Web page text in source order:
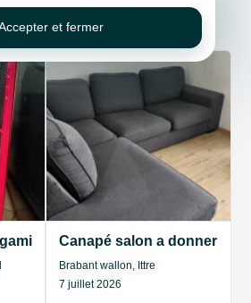
de l’auteur
Asus
Canapé salon a donner
Brabant wallon, Ittre
7 juillet 2026
et fermer